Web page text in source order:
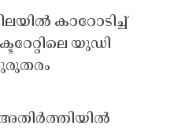
കാറോടിച്ച്
യുഡി